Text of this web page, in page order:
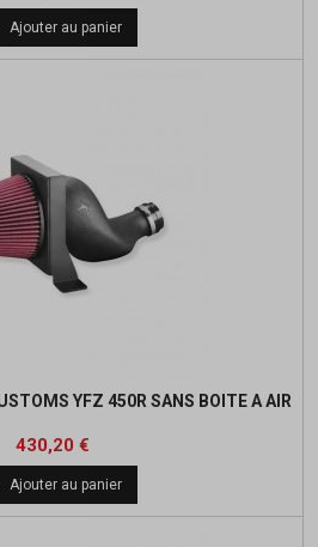
de
base
Ajouter au panier
YFZ 450R SANS BOITE A AIR
Prix
430,20 €Prix
de
base
Ajouter au panier